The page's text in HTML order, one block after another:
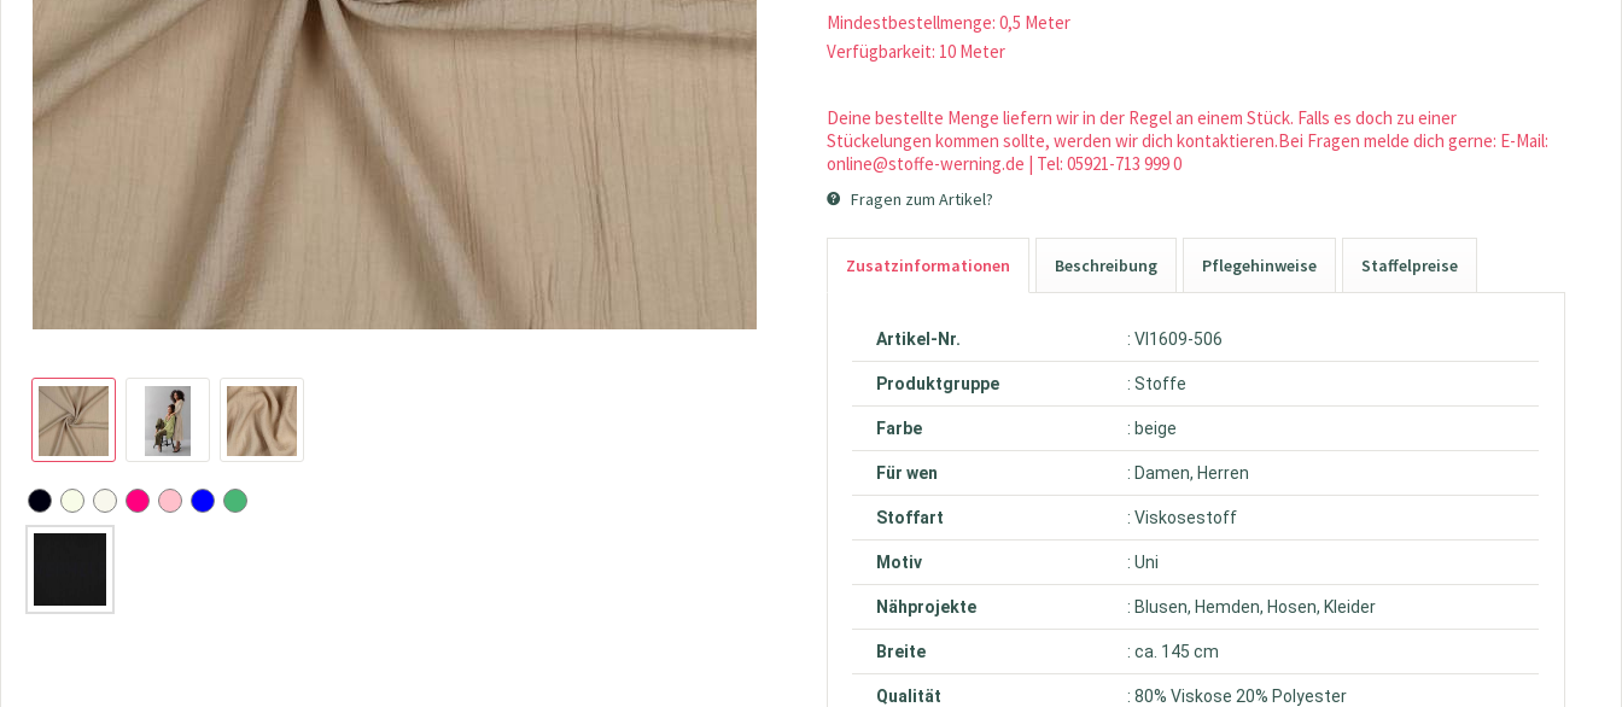
Mindestbestellmenge: 0,5 Meter
Verfügbarkeit: 10 Meter
Deine bestellte Menge liefern wir in der Regel an einem Stück. Falls es doch zu einer
Stückelungen kommen sollte, werden wir dich kontaktieren.Bei Fragen melde dich gerne: E-Mail:
online@stoffe-werning.de | Tel: 05921-713 999 0
Fragen zum Artikel?
Zusatzinformationen Beschreibung Pflegehinweise Staffelpreise
Artikel-Nr. : VI1609-506
Produktgruppe : Stoffe
Farbe : beige
Für wen : Damen, Herren
Stoffart : Viskosestoff
Motiv : Uni
Nähprojekte : Blusen, Hemden, Hosen, Kleider
Breite : ca. 145 cm
Qualität : 80% Viskose 20% Polyester